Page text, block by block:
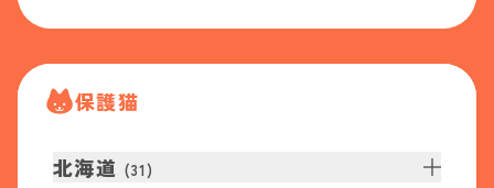
保護猫
北海道 (31 )